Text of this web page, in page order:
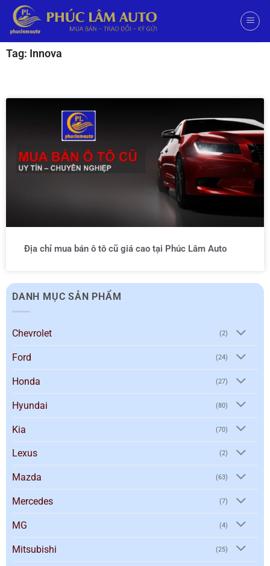
Tag: Innova
Địa chỉ mua bán ô tô cũ giá cao tại Phúc Lâm Auto
DANH MỤC SẢN PHẨM
Chevrolet (2)
Ford (24)
Honda (27)
Hyundai (80)
Kia (70)
Lexus (2)
Mazda (63)
Mercedes (7)
MG (4)
Mitsubishi (25)